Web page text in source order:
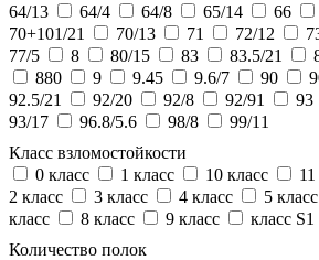
64/13
64/4 64/8 65/14 66
70+101/21
70/13 71 72/12
77/5
8 80/15 83 83.5/21
880
9 9.45 9.6/7 90
92.5/21
92/20 92/8 92/91 93
93/17
96.8/5.6 98/8
99/11
Класс взломостойкости
0 класс
1 класс 10 класс
2 класс
3 класс 4 класс 5 класс
класс
8 класс 9 класс класс S1
Количество полок